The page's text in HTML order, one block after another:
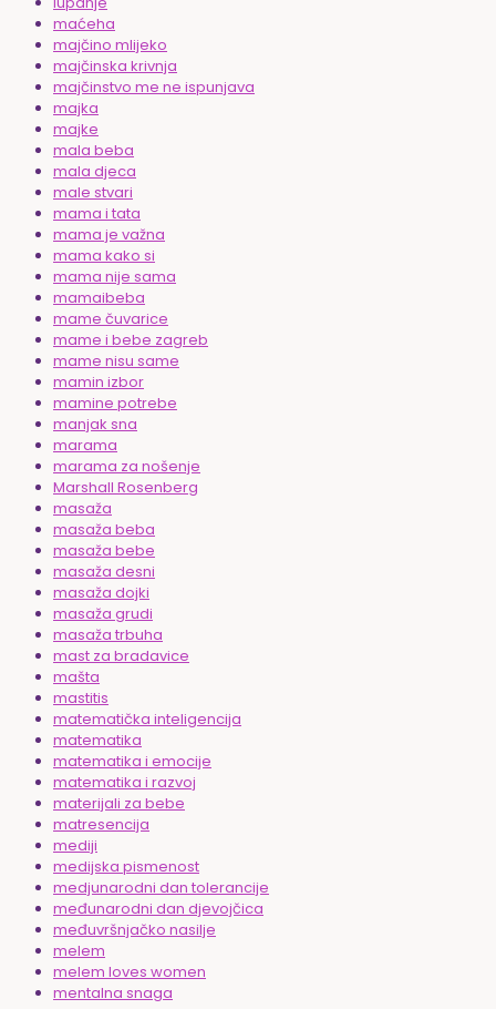
maćeha
majčino mlijeko
majčinska krivnja
majčinstvo me ne ispunjava
majka
majke
mala beba
mala djeca
male stvari
mama i tata
mama je važna
mama kako si
mama nije sama
mamaibeba
mame čuvarice
mame i bebe zagreb
mame nisu same
mamin izbor
mamine potrebe
manjak sna
marama
marama za nošenje
Marshall Rosenberg
masaža
masaža beba
masaža bebe
masaža desni
masaža dojki
masaža grudi
masaža trbuha
mast za bradavice
mašta
mastitis
matematička inteligencija
matematika
matematika i emocije
matematika i razvoj
materijali za bebe
matresencija
mediji
medijska pismenost
medjunarodni dan tolerancije
međunarodni dan djevojčica
međuvršnjačko nasilje
melem
melem loves women
mentalna snaga